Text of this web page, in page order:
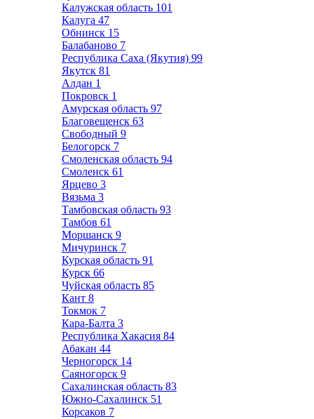
Калужская область 101
Калуга 47
Обнинск 15
Балабаново 7
Республика Саха (Якутия) 99
Якутск 81
Алдан 1
Покровск 1
Амурская область 97
Благовещенск 63
Свободный 9
Белогорск 7
Смоленская область 94
Смоленск 61
Ярцево 3
Вязьма 3
Тамбовская область 93
Тамбов 61
Моршанск 9
Мичуринск 7
Курская область 91
Курск 66
Чуйская область 85
Кант 8
Токмок 7
Кара-Балта 3
Республика Хакасия 84
Абакан 44
Черногорск 14
Саяногорск 9
Сахалинская область 83
Южно-Сахалинск 51
Корсаков 7